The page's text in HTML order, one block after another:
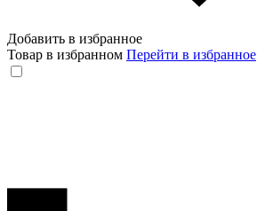
Добавить в избранное
Товар в избранном Перейти в избранное